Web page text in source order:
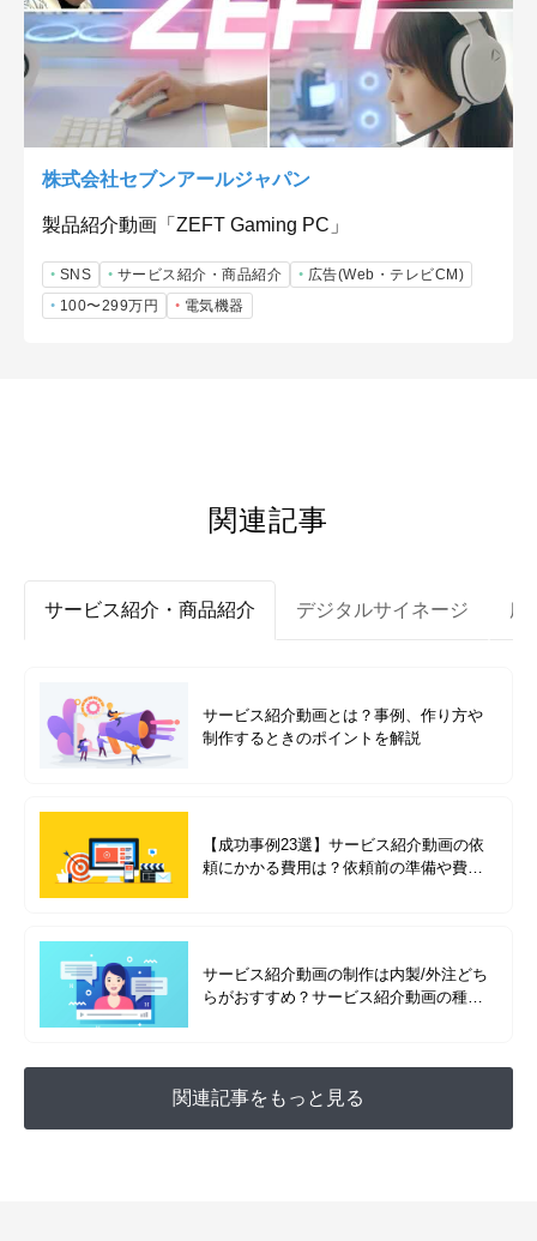
株式会社セブンアールジャパン
製品紹介動画「ZEFT Gaming PC」
SNS サービス紹介・商品紹介
広告(Web・テレビCM)
100〜299万円
電気機器
関連記事
サービス紹介・商品紹介 デジタルサイネージ 広
サービス紹介動画とは？事例、作り方や
制作するときのポイントを解説
【成功事例23選】サービス紹介動画の依
頼にかかる費用は？依頼前の準備や費用
サービス紹介動画の制作は内製/外注どち
らがおすすめ？サービス紹介動画の種類
関連記事をもっと見る